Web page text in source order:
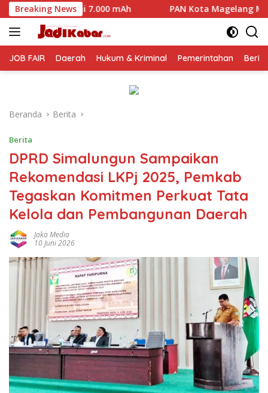
Langsung
ke
konten
Breaking News
mAh PAN Kota Magelang Mulai Panaskan Mesin
JOB FAIR Daerah Hukum & Kriminal Pemerintahan
Beranda Berita
Berita
DPRD Simalungun Sampaikan
Rekomendasi LKPj 2025, Pemkab
Tegaskan Komitmen Perkuat Tata
Kelola dan Pembangunan Daerah
Jaka Media
10 Juni 2026